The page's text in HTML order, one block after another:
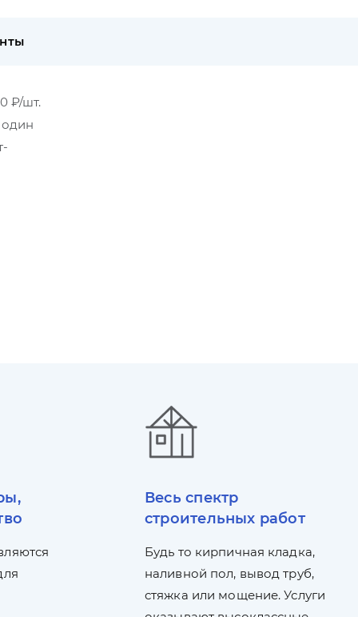
₽/шт.
один
Весь спектр
строительных работ
Будь то кирпичная кладка,
наливной пол, вывод труб,
стяжка или мощение. Услуги